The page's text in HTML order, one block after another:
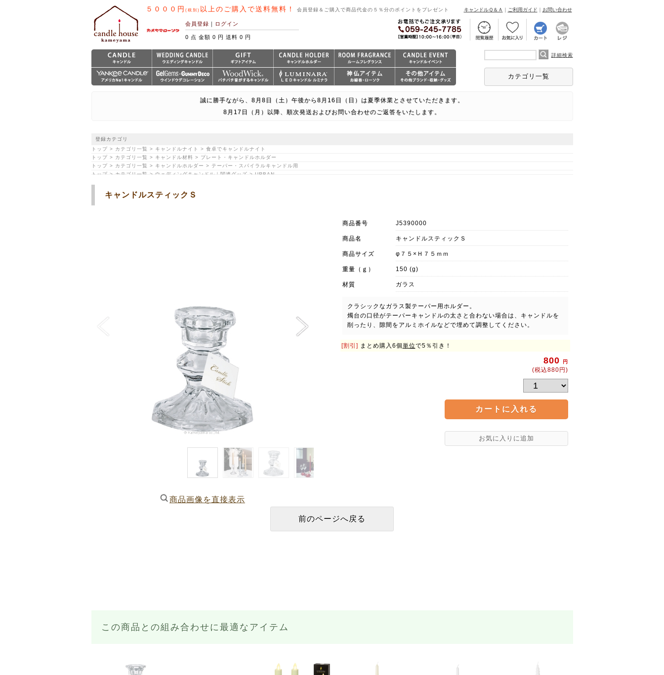
５０００円 (税別) 以上のご購入で送料無料！ 会員登録＆ご購入で商品代金の５％分のポイントをプレゼント キャンドルＱ＆Ａ ｜ ご利用ガイド ｜ お問い合わせ
会員登録 ｜ ログイン
0 点 金額 0 円 送料 0 円
詳細検索
カテゴリ一覧
誠に勝手ながら、8月8日（土）午後から8月16日（日）は夏季休業とさせていただきます。
8月17日（月）以降、順次発送およびお問い合わせのご返答をいたします。
登録カテゴリ
トップ > カテゴリ一覧 > キャンドルナイト > 食卓でキャンドルナイト
トップ > カテゴリ一覧 > キャンドル材料 > プレート・キャンドルホルダー
トップ > カテゴリ一覧 > キャンドルホルダー > テーパー・スパイラルキャンドル用
トップ > カテゴリ一覧 > ウェディングキャンドル｜関連グッズ > URBAN
キャンドルスティックＳ
商品画像を直接表示
商品番号 J5390000
商品名 キャンドルスティックＳ
商品サイズ φ７５×Ｈ７５ｍｍ
重量（ｇ） 150 (g)
材質 ガラス
クラシックなガラス製テーパー用ホルダー。
燭台の口径がテーパーキャンドルの太さと合わない場合は、キャンドルを
削ったり、隙間をアルミホイルなどで埋めて調整してください。
[割引] まとめ購入6個単位で5％引き！
800 円
(税込880円)
この商品との組み合わせに最適なアイテム